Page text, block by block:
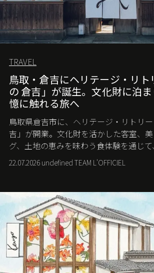
TRAVEL
鳥取・倉吉にヘリテージ・リ
の 倉吉」が誕生。文化財に泊
憶に触れる旅へ
鳥取県倉吉市に、ヘリテージ・リトリ
吉」が開業。文化財を活かした客室、
グ、土地の恵みを味わう食体験を通じ
ちに深く滞在する旅を提案する。
22.07.2026 undefined TEAM L'OFFICIEL